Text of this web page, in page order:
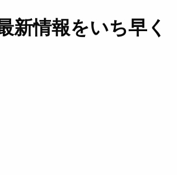
新情報をいち早く